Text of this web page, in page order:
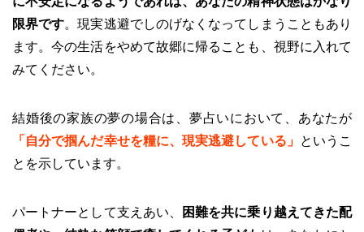
限界です。現実逃避でしのげなくなってしまうこともあり
ます。今の生活をやめて故郷に帰ることも、視野に入れて
みてください。
結婚後の家族の夢の場合は、夢占いにおいて、あなたが
「自分で掴んだ幸せを糧に、現実逃避している」 というこ
とを示しています。
パートナーとして支えあい、
困難を共に乗り越えてきた配